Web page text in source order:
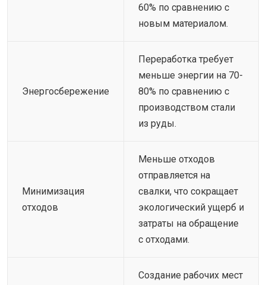
60% по сравнению с
новым материалом.
Энергосбережение
Переработка требует
меньше энергии на 70-
80% по сравнению с
производством стали
из руды.
Минимизация
отходов
Меньше отходов
отправляется на
свалки, что сокращает
экологический ущерб и
затраты на обращение
с отходами.
Создание рабочих мест